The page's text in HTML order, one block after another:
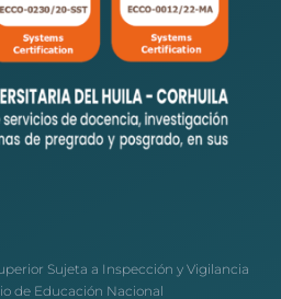
Sujeta a Inspección y Vigilancia
de Educación Nacional